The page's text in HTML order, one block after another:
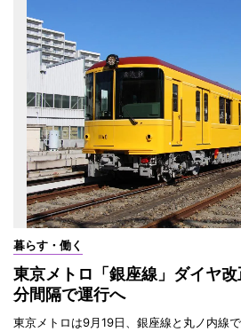
暮らす・働く
東京メトロ「銀座線」ダイヤ
分間隔で運行へ
東京メトロは9月19日、銀座線と丸ノ内線